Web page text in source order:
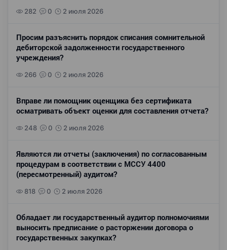
282 0 2 июля 2026
Просим разъяснить порядок списания сомнительной
дебиторской задолженности государственного
учреждения?
266 0 2 июля 2026
Вправе ли помощник оценщика без сертификата
осматривать объект оценки для составления отчета?
248 0 2 июля 2026
Являются ли отчеты (заключения) по согласованным
процедурам в соответствии с МССУ 4400
(пересмотренный) аудитом?
818 0 2 июля 2026
Обладает ли государственный аудитор полномочиями
выносить предписание о расторжении договора о
государственных закупках?